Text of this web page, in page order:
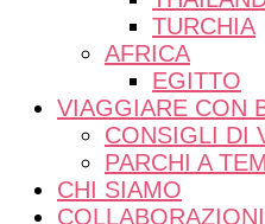
TURCHIA
AFRICA
EGITTO
VIAGGIARE CON
CONSIGLI DI
PARCHI A
CHI SIAMO
COLLABORAZIONI